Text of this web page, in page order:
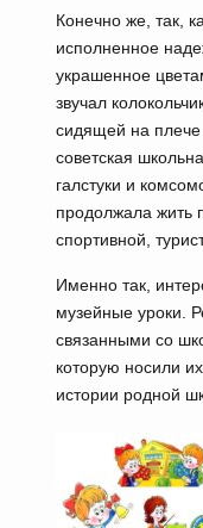
Конечно же, так,
исполненное
украшенное
звучал
сидящей на
советская
галстуки и
продолжала жить
спортивной,
Именно так,
музейные уроки.
связанными со
которую носили
истории родной